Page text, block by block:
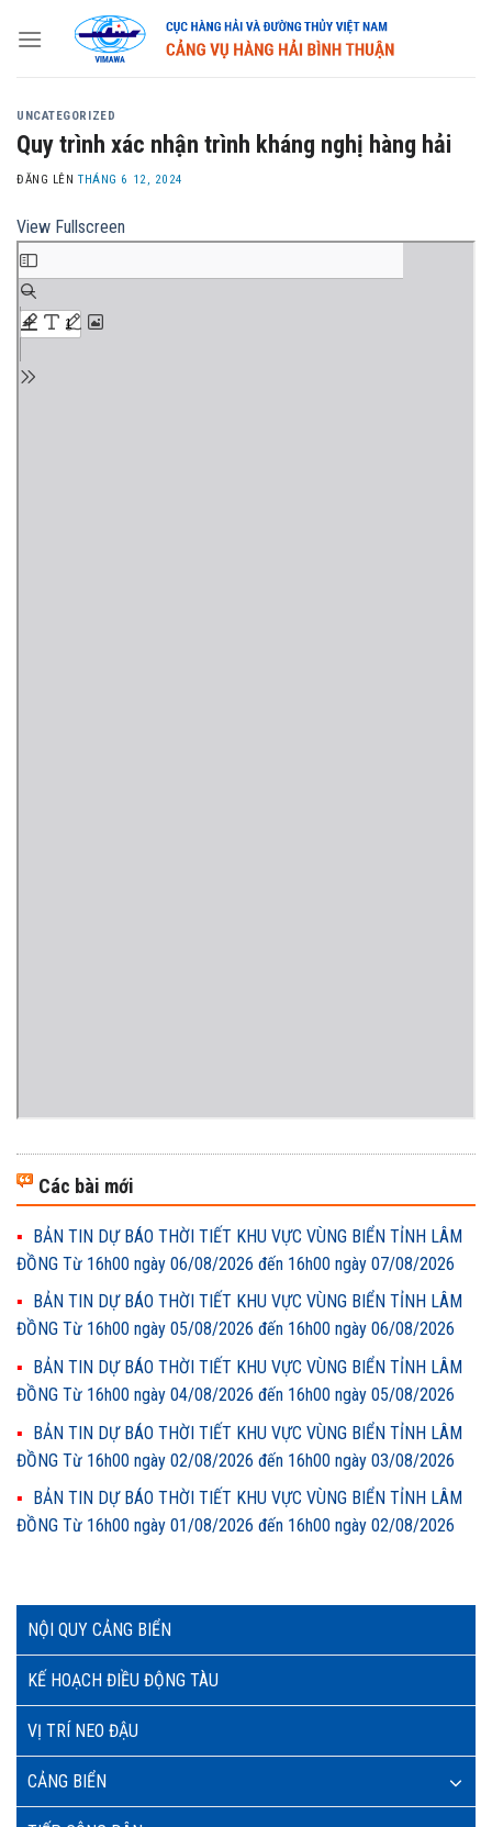
NỘI QUY CẢNG BIỂN
KẾ HOẠCH ĐIỀU ĐỘNG TÀU
VỊ TRÍ NEO ĐẬU
CẢNG BIỂN
UNCATEGORIZED
Quy trình xác nhận trình kháng nghị hàng hải
ĐĂNG LÊNTHÁNG 6 12, 2024
View Fullscreen
Các bài mới
BẢN TIN DỰ BÁO THỜI TIẾT KHU VỰC VÙNG BIỂN TỈNH LÂM
ĐỒNG Từ 16h00 ngày 06/08/2026 đến 16h00 ngày 07/08/2026
BẢN TIN DỰ BÁO THỜI TIẾT KHU VỰC VÙNG BIỂN TỈNH LÂM
ĐỒNG Từ 16h00 ngày 05/08/2026 đến 16h00 ngày 06/08/2026
BẢN TIN DỰ BÁO THỜI TIẾT KHU VỰC VÙNG BIỂN TỈNH LÂM
ĐỒNG Từ 16h00 ngày 04/08/2026 đến 16h00 ngày 05/08/2026
BẢN TIN DỰ BÁO THỜI TIẾT KHU VỰC VÙNG BIỂN TỈNH LÂM
ĐỒNG Từ 16h00 ngày 02/08/2026 đến 16h00 ngày 03/08/2026
BẢN TIN DỰ BÁO THỜI TIẾT KHU VỰC VÙNG BIỂN TỈNH LÂM
ĐỒNG Từ 16h00 ngày 01/08/2026 đến 16h00 ngày 02/08/2026